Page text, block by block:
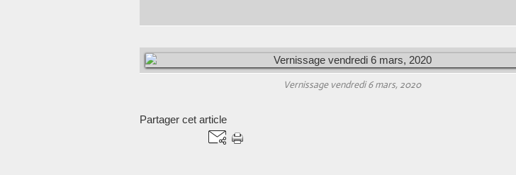
Vernissage vendredi 6 mars, 2020
Partager cet article